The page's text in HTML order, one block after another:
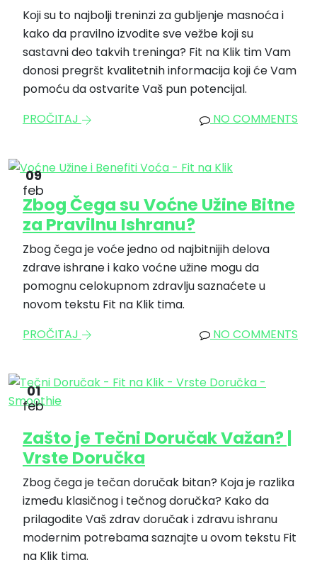
Koji su to najbolji treninzi za gubljenje masnoća i
kako da pravilno izvodite sve vežbe koji su
sastavni deo takvih treninga? Fit na Klik tim Vam
donosi pregršt kvalitetnih informacija koji će Vam
pomoću da ostvarite Vaš pun potencijal.
PROČITAJ
NO COMMENTS
09
feb
Zbog Čega su Voćne Užine Bitne
za Pravilnu Ishranu?
Zbog čega je voće jedno od najbitnijih delova
zdrave ishrane i kako voćne užine mogu da
pomognu celokupnom zdravlju saznaćete u
novom tekstu Fit na Klik tima.
PROČITAJ
NO COMMENTS
01
feb
Zašto je Tečni Doručak Važan? |
Vrste Doručka
Zbog čega je tečan doručak bitan? Koja je razlika
između klasičnog i tečnog doručka? Kako da
prilagodite Vaš zdrav doručak i zdravu ishranu
modernim potrebama saznajte u ovom tekstu Fit
na Klik tima.